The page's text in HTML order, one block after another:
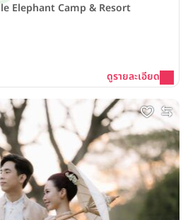
Elephant Camp & Resort
ดูรายละเอียด